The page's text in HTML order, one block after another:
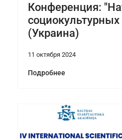
Конференция:
(Украина)
11 октября 2024
Подробнее